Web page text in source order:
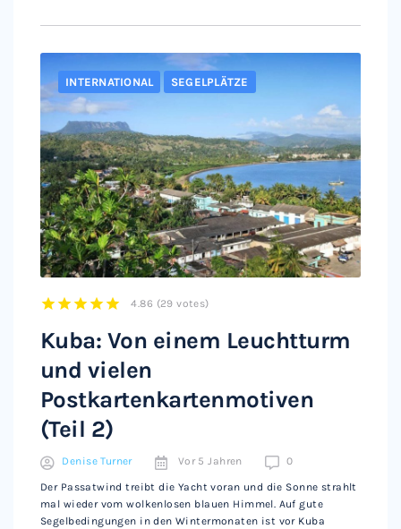
INTERNATIONAL SEGELPLÄTZE
4.86 (29 votes)
Kuba: Von einem Leuchtturm
und vielen
Postkartenkartenmotiven
(Teil 2)
Denise Turner Vor 5 Jahren 0
Der Passatwind treibt die Yacht voran und die Sonne strahlt
mal wieder vom wolkenlosen blauen Himmel. Auf gute
Segelbedingungen in den Wintermonaten ist vor Kuba